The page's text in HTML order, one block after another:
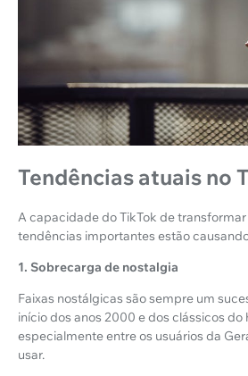
Tendências atuais no
A capacidade do TikTok de
tendências importantes estão
1. Sobrecarga de nostalgia
Faixas nostálgicas são sempre um
início dos anos 2000 e dos clássicos
especialmente entre os usuários da
usar.